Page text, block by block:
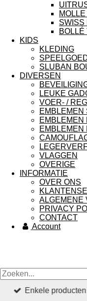
SWISS
BOLLÉ
KIDS
KLEDING
SLUBAN
DIVERSEN
LEUKE
VOER- /
EMBLEMEN
EMBLEMEN
EMBLEMEN
VLAGGEN
OVERIGE
INFORMATIE
OVER ONS
ALGEMENE
PRIVACY
CONTACT
Account
Enkele